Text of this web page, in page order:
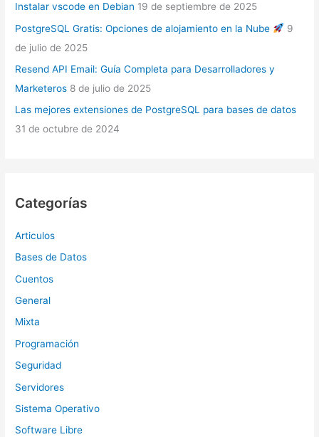
Instalar vscode en Debian 19 de septiembre de 2025
PostgreSQL Gratis: Opciones de alojamiento en la Nube
9
de julio de 2025
Resend API Email: Guía Completa para Desarrolladores y
Marketeros 8 de julio de 2025
Las mejores extensiones de PostgreSQL para bases de datos
31 de octubre de 2024
Categorías
Articulos
Bases de Datos
Cuentos
General
Mixta
Programación
Seguridad
Servidores
Sistema Operativo
Software Libre